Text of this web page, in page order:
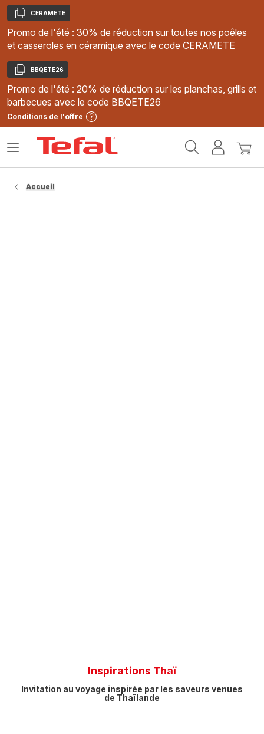
Copier
CERAMETE
Promo de l'été : 30% de réduction sur toutes nos poêles
et casseroles en céramique avec le code CERAMETE
Copier
BBQETE26
Promo de l'été : 20% de réduction sur les planchas, grills et
barbecues avec le code BBQETE26
Conditions de l'offre
MonMon
Ouvrir
Accueil
Inspirations Thaï
Invitation au voyage inspirée par les saveurs venues
de Thaïlande